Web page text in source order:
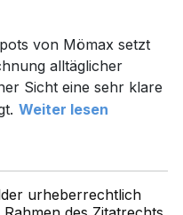
von Mömax setzt
alltäglicher
Sicht eine sehr klare
Weiter lesen
urheberrechtlich